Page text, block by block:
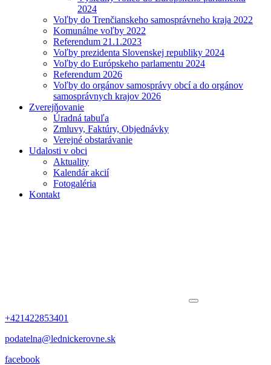
2024
Voľby do Trenčianskeho samosprávneho kraja 2022
Komunálne voľby 2022
Referendum 21.1.2023
Voľby prezidenta Slovenskej republiky 2024
Voľby do Európskeho parlamentu 2024
Referendum 2026
Voľby do orgánov samosprávy obcí a do orgánov
samosprávnych krajov 2026
Zverejňovanie
Úradná tabuľa
Zmluvy, Faktúry, Objednávky
Verejné obstarávanie
Udalosti v obci
Aktuality
Kalendár akcií
Fotogaléria
Kontakt
+421422853401
podatelna@lednickerovne.sk
facebook